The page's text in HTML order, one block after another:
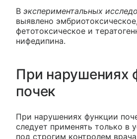
В экспериментальных
выявлено эмбриотоксическое,
фетотоксическое и
нифедипина.
При нарушениях
почек
При нарушениях функции
следует применять только в
под строгим контролем